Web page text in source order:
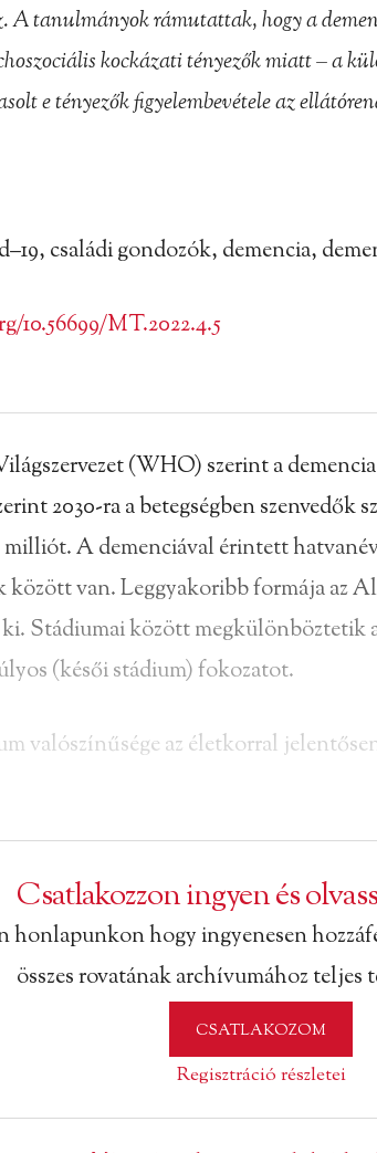
A tanulmányok rámutattak, hogy a
kockázati tényezők miatt – a
e tényezők figyelembevétele az
családi gondozók, demencia,
10.56699/MT.2022.4.5
(WHO) szerint a
2030-ra a betegségben szenvedők
milliót. A demenciával érintett
között van. Leggyakoribb formája az
ki. Stádiumai között megkülönböztetik
(késői stádium) fokozatot.
valószínűsége az életkorral
Csatlakozzon ingyen és
honlapunkon hogy ingyenesen
összes rovatának archívumához teljes
CSATLAKOZOM
Regisztráció részletei